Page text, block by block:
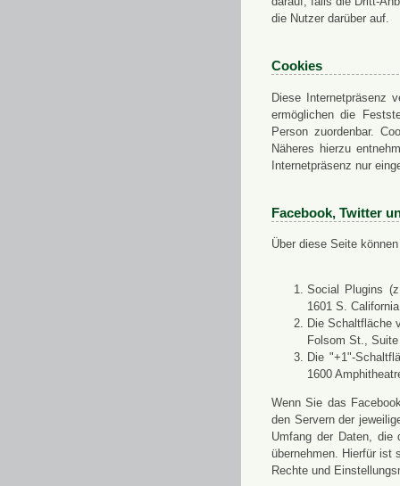
die Nutzer darüber auf.
Cookies
Diese Internetpräsenz
ermöglichen die
Person zuordenbar.
Näheres hierzu
Internetpräsenz nur
Facebook, Twitter
Über diese Seite
Social Plugins
1601 S.
Die Schaltfläche
Folsom St.,
Die "+1"-
1600
Wenn Sie das
den Servern der
Umfang der Daten, die
übernehmen. Hierfür ist
Rechte und